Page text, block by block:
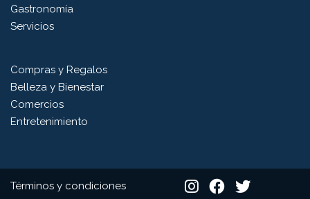
Gastronomía
Servicios
Compras y Regalos
Belleza y Bienestar
Comercios
Entretenimiento
Términos y condiciones